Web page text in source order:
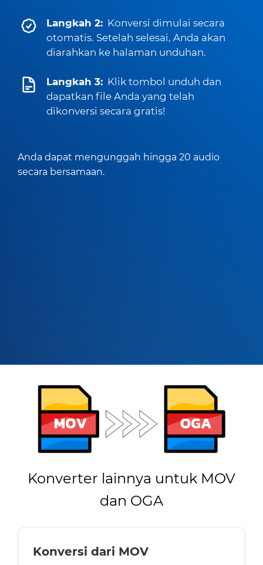
Langkah 2: Konversi dimulai secara
otomatis. Setelah selesai, Anda akan
diarahkan ke halaman unduhan.
Langkah 3: Klik tombol unduh dan
dapatkan file Anda yang telah
dikonversi secara gratis!
Anda dapat mengunggah hingga 20 audio
secara bersamaan.
Konverter lainnya untuk MOV
dan OGA
Konversi dari MOV